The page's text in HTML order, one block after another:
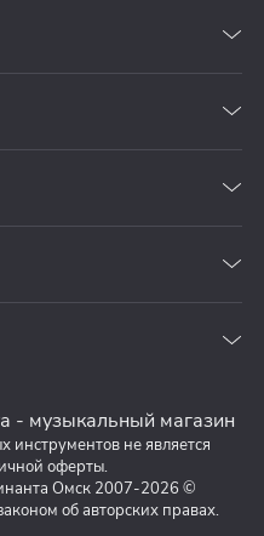
инструментов не является
оферты.
Омск 2007-2026 ©
об авторских правах.